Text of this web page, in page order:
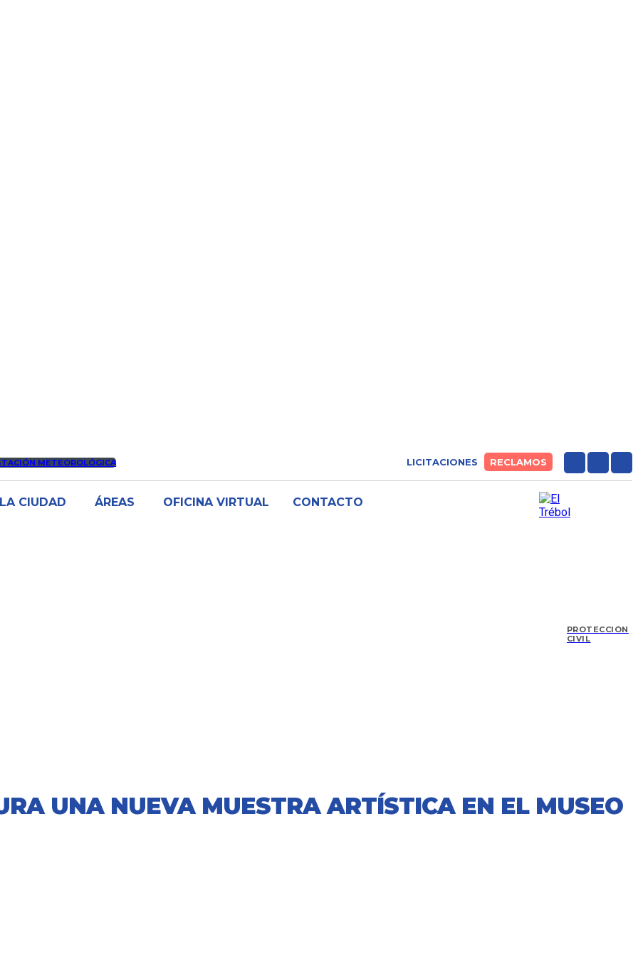
METEOROLÓGICA LICITACIONES RECLAMOS
LA CIUDAD ÁREAS OFICINA VIRTUAL CONTACTO
PROTECCIÓN
CIVIL
UNA NUEVA MUESTRA ARTÍSTICA EN EL MUSEO